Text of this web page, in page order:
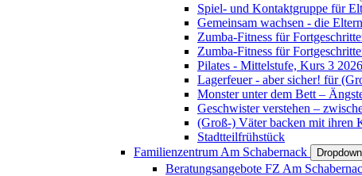
Spiel- und Kontaktgruppe für
Gemeinsam wachsen - die
Zumba-Fitness für
Zumba-Fitness für
Pilates - Mittelstufe, Kurs 3 2026
Lagerfeuer - aber sicher! für
Monster unter dem Bett –
Geschwister verstehen –
(Groß-) Väter backen mit ihren
Stadtteilfrühstück
Familienzentrum Am Schabernack
Beratungsangebote FZ Am